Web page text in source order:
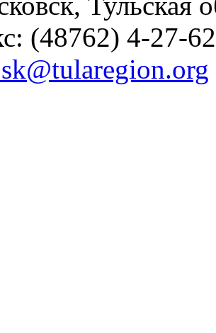
(48762) 4-27-